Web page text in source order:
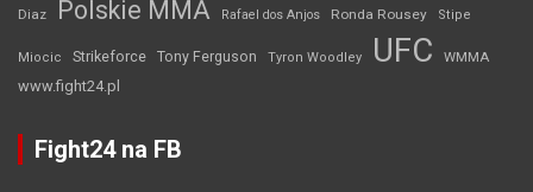
Diaz Polskie MMA Rafael dos Anjos Ronda Rousey Stipe
Miocic Strikeforce Tony Ferguson Tyron Woodley UFC WMMA
www.fight24.pl
Fight24 na FB